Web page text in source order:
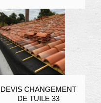
DEVIS CHANGEMENT
DE TUILE 33